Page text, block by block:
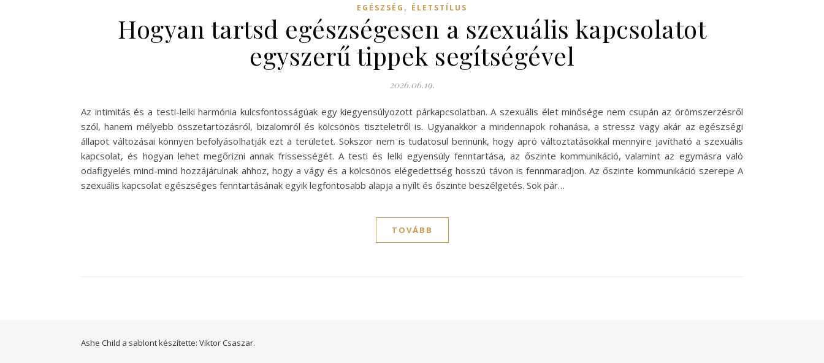
EGÉSZSÉG , ÉLETSTÍLUS
Hogyan tartsd egészségesen a szexuális kapcsolatot
egyszerű tippek segítségével
2026.06.19.
Az intimitás és a testi-lelki harmónia kulcsfontosságúak egy kiegyensúlyozott párkapcsolatban. A szexuális élet minősége nem csupán az örömszerzésről
szól, hanem mélyebb összetartozásról, bizalomról és kölcsönös tiszteletről is. Ugyanakkor a mindennapok rohanása, a stressz vagy akár az egészségi
állapot változásai könnyen befolyásolhatják ezt a területet. Sokszor nem is tudatosul bennünk, hogy apró változtatásokkal mennyire javítható a szexuális
kapcsolat, és hogyan lehet megőrizni annak frissességét. A testi és lelki egyensúly fenntartása, az őszinte kommunikáció, valamint az egymásra való
odafigyelés mind-mind hozzájárulnak ahhoz, hogy a vágy és a kölcsönös elégedettség hosszú távon is fennmaradjon. Az őszinte kommunikáció szerepe A
szexuális kapcsolat egészséges fenntartásának egyik legfontosabb alapja a nyílt és őszinte beszélgetés. Sok pár…
TOVÁBB
Ashe Child a sablont készítette: Viktor Csaszar.